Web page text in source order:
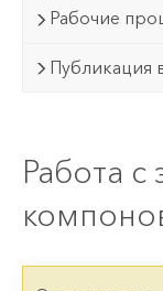
Рабочие
Публикация
Работа